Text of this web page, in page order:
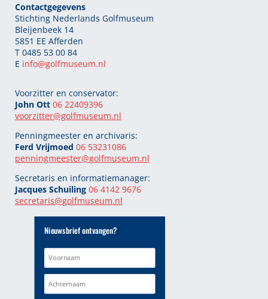
Contactgegevens
Stichting Nederlands Golfmuseum
Bleijenbeek 14
5851 EE Afferden
T 0485 53 00 84
E info@golfmuseum.nl
Voorzitter en conservator:
John Ott 06 22409396
voorzitter@golfmuseum.nl
Penningmeester en archivaris:
Ferd Vrijmoed 06 53231086
penningmeester@golfmuseum.nl
Secretaris en informatiemanager:
Jacques Schuiling 06 4142 9676
secretaris@golfmuseum.nl
Nieuwsbrief ontvangen?